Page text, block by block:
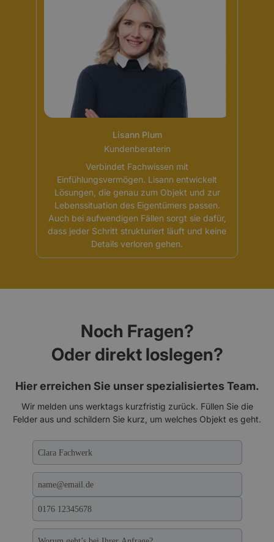
Lisann Plum
Kundenberaterin
Verbindet Fachwissen mit
Einfühlungsvermögen. Lisann entwickelt
Lösungen, die genau zum Objekt und zur
Lebenssituation des Eigentümers passen.
Auch bei aufwendigen Fällen sorgt sie dafür,
dass jeder Schritt strukturiert läuft und keine
Details verloren gehen.
Noch Fragen?
Oder direkt loslegen?
Hier erreichen Sie unser spezialisiertes Team.
Wir melden uns werktags kurzfristig zurück. Füllen Sie die
Felder aus und schildern Sie kurz, um welches Objekt es geht.